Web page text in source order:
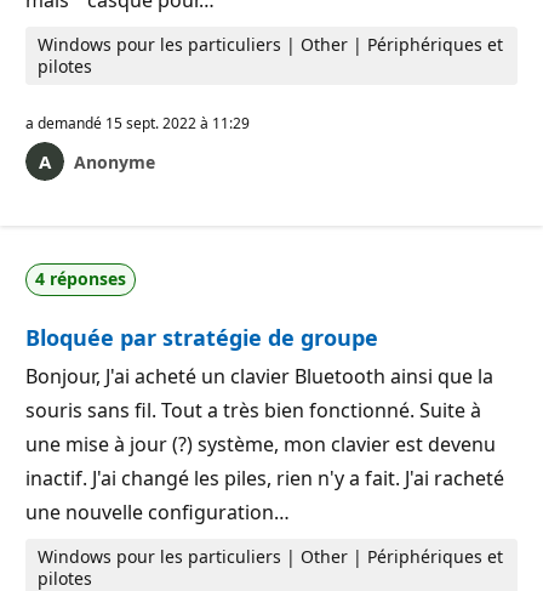
Windows pour les particuliers | Other | Périphériques et
pilotes
a demandé 15 sept. 2022 à 11:29
Anonyme
4 réponses
Bloquée par stratégie de groupe
Bonjour, J'ai acheté un clavier Bluetooth ainsi que la
souris sans fil. Tout a très bien fonctionné. Suite à
une mise à jour (?) système, mon clavier est devenu
inactif. J'ai changé les piles, rien n'y a fait. J'ai racheté
une nouvelle configuration…
Windows pour les particuliers | Other | Périphériques et
pilotes